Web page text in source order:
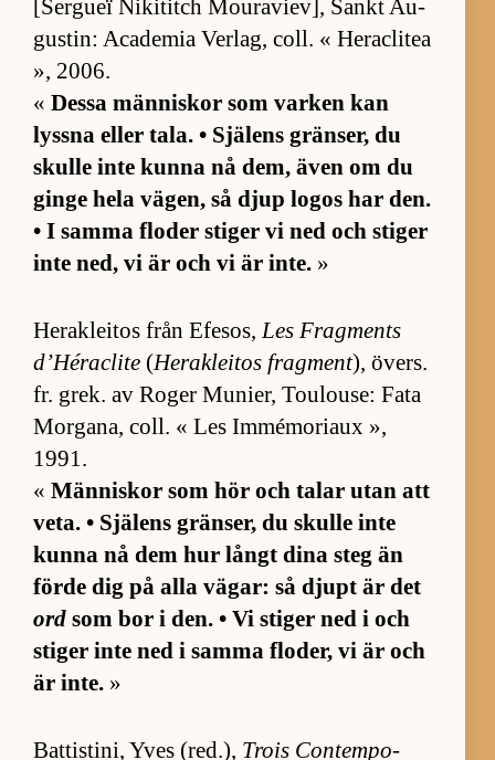
[Ser­gueï Ni­ki­titch Moura­vi­e­v], Sankt Au­
gus­tin: Aca­de­mia Ver­lag, coll. « He­racli­tea
», 2006.
« Dessa män­ni­skor som var­ken kan
lyssna el­ler ta­la. • Sjä­lens grän­ser, du
skulle inte kunna nå dem, även om du
ginge hela vä­gen, så djup lo­gos har den.
• I samma flo­der sti­ger vi ned och sti­ger
inte ned, vi är och vi är in­te. »
Herak­le­i­tos från Efe­sos,Les Frag­ments
d’Héraclite (Herak­le­i­tos frag­ment), övers.
fr. grek. av Ro­ger Mu­ni­er, Tou­lou­se: Fata
Mor­ga­na, coll. « Les Im­mé­mo­ri­aux »,
1991.
« Män­ni­skor som hör och ta­lar utan att
ve­ta. • Sjä­lens grän­ser, du skulle inte
kunna nå dem hur långt dina steg än
förde dig på alla vä­gar: så djupt är det
ord som bor i den. • Vi sti­ger ned i och
sti­ger inte ned i samma flo­der, vi är och
är in­te. »
Bat­tisti­ni, Yves (red.), Trois Con­tem­po­